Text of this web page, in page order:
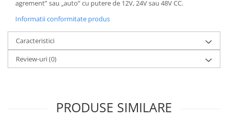
Acumulatori VRLA AGM/GEL /
Tractiune / LiFePo4
6-12 V
Baterii si acumulatori AGM VRLA
de 6-12 V
agrement” sau „auto” cu putere de 12V, 24V sau 48V CC.
Informatii conformitate produs
Caracteristici
Review-uri(0)
PRODUSE SIMILARE